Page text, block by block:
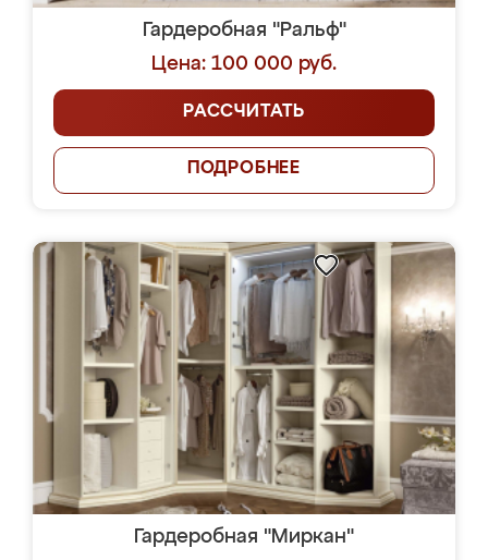
Гардеробная "Ральф"
Цена: 100 000 руб.
РАССЧИТАТЬ
ПОДРОБНЕЕ
Гардеробная "Миркан"